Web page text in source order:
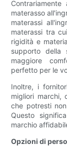
materasso
materassi
materassi tra
rigidità e
supporto della
maggiore
perfetto per le
Inoltre, i
migliori marchi,
che potresti
Questo
marchio
Opzioni di